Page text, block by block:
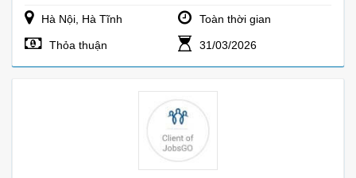
Hà Nội, Hà Tĩnh Toàn thời gian
Thỏa thuận 31/03/2026